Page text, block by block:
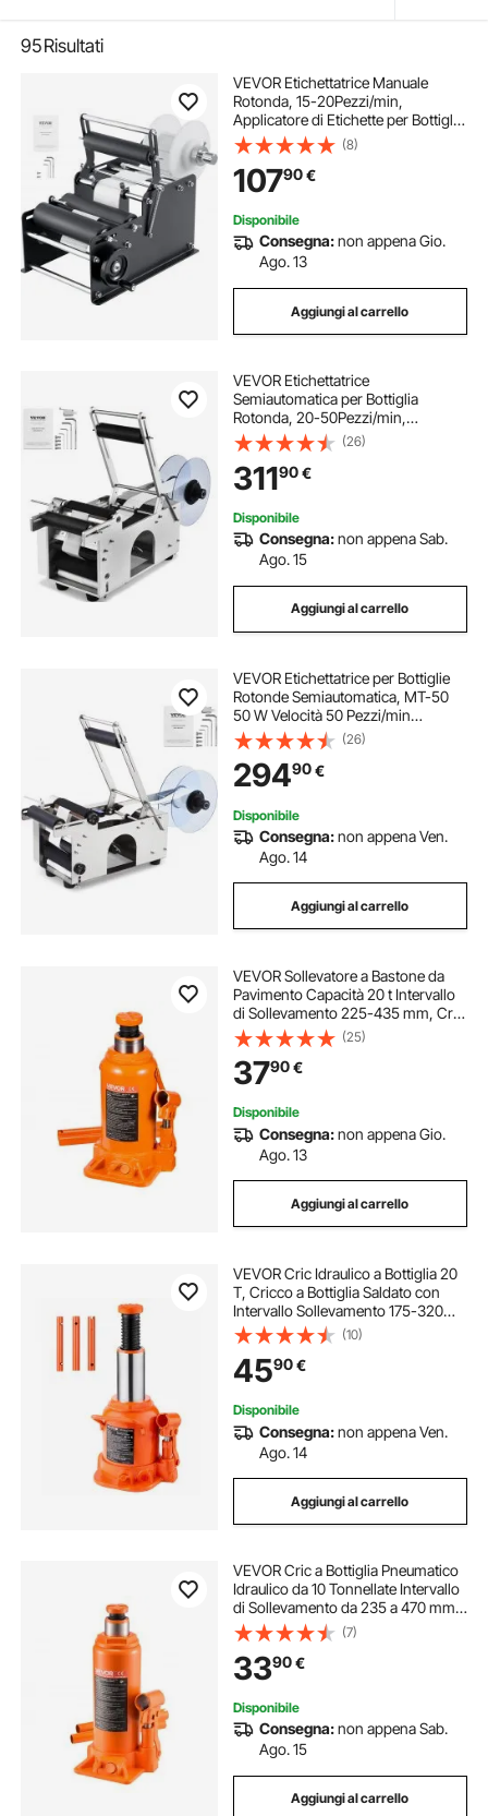
95Risultati
VEVOR Etichettatrice Manuale
Rotonda, 15-20Pezzi/min,
Applicatore di Etichette per Bottiglie
Rotonde, Etichettatrice Manuale
Regolabile Adatta per Bottiglie
Lunghezza/Larghezza Etichetta tra
10-130mm
(8)
10790€
Disponibile
Consegna:non appena Gio.
Ago. 13
Aggiungi al carrello
VEVOR Etichettatrice
Semiautomatica per Bottiglia
Rotonda, 20-50Pezzi/min,
Applicatore di Etichette,
Etichettatrice Regolabile Adatta per
Bottiglie Larghezza Etichetta tra 13-
150mm Lunghezza 25-300mm
(26)
31190€
Disponibile
Consegna:non appena Sab.
Ago. 15
Aggiungi al carrello
VEVOR Etichettatrice per Bottiglie
Rotonde Semiautomatica, MT-50
50 W Velocità 50 Pezzi/min
Etichettatrice Distributore di
Etichette per Bottiglie in PET,
Bottiglie di Plastica, Bottiglie di Vetro
(26)
29490€
Disponibile
Consegna:non appena Ven.
Ago. 14
Aggiungi al carrello
VEVOR Sollevatore a Bastone da
Pavimento Capacità 20 t Intervallo
di Sollevamento 225-435 mm, Cric
a Bottiglia Saldato per Impieghi
Gravosi per Auto, SUV, Ascensori
Domestici e Attrezzature Agricole
(25)
3790€
Disponibile
Consegna:non appena Gio.
Ago. 13
Aggiungi al carrello
VEVOR Cric Idraulico a Bottiglia 20
T, Cricco a Bottiglia Saldato con
Intervallo Sollevamento 175-320
mm e Maniglia Lunga a 3 Sezioni,
per Pick-Up, Camper, Riparazioni
Auto, Ingegneria Industriale
(10)
4590€
Disponibile
Consegna:non appena Ven.
Ago. 14
Aggiungi al carrello
VEVOR Cric a Bottiglia Pneumatico
Idraulico da 10 Tonnellate Intervallo
di Sollevamento da 235 a 470 mm,
Martinetto a Bottiglia Pneumatico
Manuale con Pompa per Auto,
Camion, SUV, Rosso
(7)
3390€
Disponibile
Consegna:non appena Sab.
Ago. 15
Aggiungi al carrello